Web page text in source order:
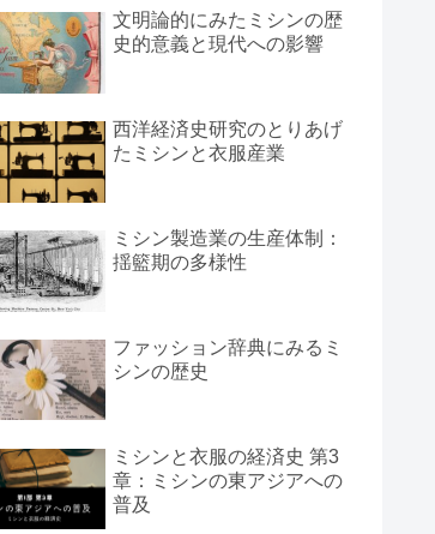
文明論的にみたミシンの歴
史的意義と現代への影響
西洋経済史研究のとりあげ
たミシンと衣服産業
ミシン製造業の生産体制：
揺籃期の多様性
ファッション辞典にみるミ
シンの歴史
ミシンと衣服の経済史 第3
章：ミシンの東アジアへの
普及